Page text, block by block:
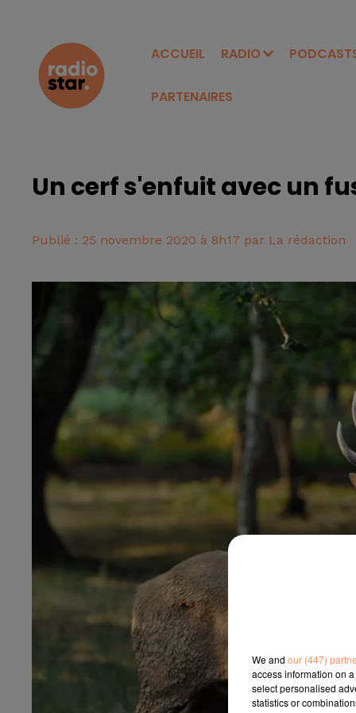
ACCUEIL RADIO
PARTENAIRES
Un cerf s'enfuit avec un
Publié : 25 novembre 2020 à 8h17 par La rédaction
We and our (447)
access information on
select personalised
statistics or